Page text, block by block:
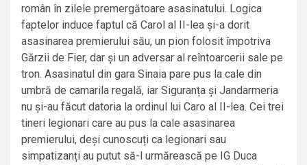
român în zilele premergătoare asasinatului. Logica
faptelor induce faptul că Carol al II-lea și-a dorit
asasinarea premierului său, un pion folosit împotriva
Gărzii de Fier, dar și un adversar al reîntoarcerii sale pe
tron. Asasinatul din gara Sinaia pare pus la cale din
umbră de camarila regală, iar Siguranța și Jandarmeria
nu și-au făcut datoria la ordinul lui Caro al II-lea. Cei trei
tineri legionari care au pus la cale asasinarea
premierului, deși cunoscuți ca legionari sau
simpatizanți au putut să-l urmărească pe IG Duca